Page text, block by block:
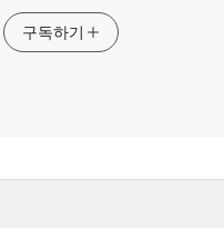
구독하기